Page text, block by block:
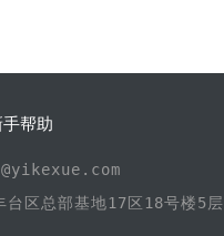
手帮助
台区总部基地17区18号楼5层